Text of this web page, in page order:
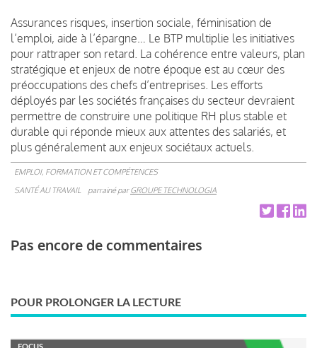
Assurances risques, insertion sociale, féminisation de
l’emploi, aide à l’épargne… Le BTP multiplie les initiatives
pour rattraper son retard. La cohérence entre valeurs, plan
stratégique et enjeux de notre époque est au cœur des
préoccupations des chefs d’entreprises. Les efforts
déployés par les sociétés françaises du secteur devraient
permettre de construire une politique RH plus stable et
durable qui réponde mieux aux attentes des salariés, et
plus généralement aux enjeux sociétaux actuels.
EMPLOI, FORMATION ET COMPÉTENCES
SANTÉ AU TRAVAIL
parrainé parGROUPE TECHNOLOGIA
Pas encore de commentaires
POUR PROLONGER LA LECTURE